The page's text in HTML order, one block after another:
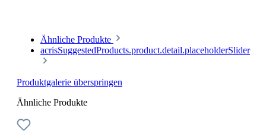
Ähnliche Produkte
acrisSuggestedProducts.product.detail.placeholderSlider
Produktgalerie überspringen
Ähnliche Produkte